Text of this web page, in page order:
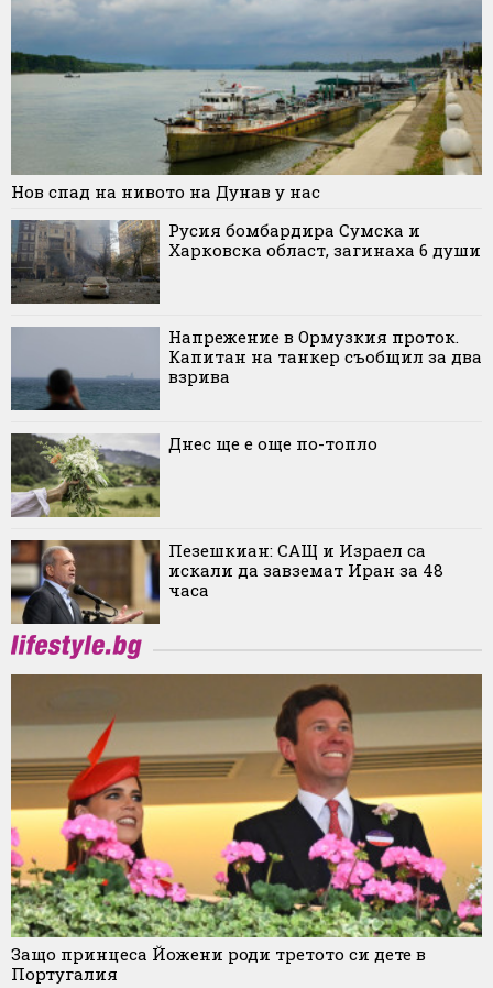
Нов спад на нивото на Дунав у нас
Русия бомбардира Сумска и
Харковска област, загинаха 6 души
Напрежение в Ормузкия проток.
Капитан на танкер съобщил за два
взрива
Днес ще е още по-топло
Пезешкиан: САЩ и Израел са
искали да завземат Иран за 48
часа
Защо принцеса Йожени роди третото си дете в
Португалия